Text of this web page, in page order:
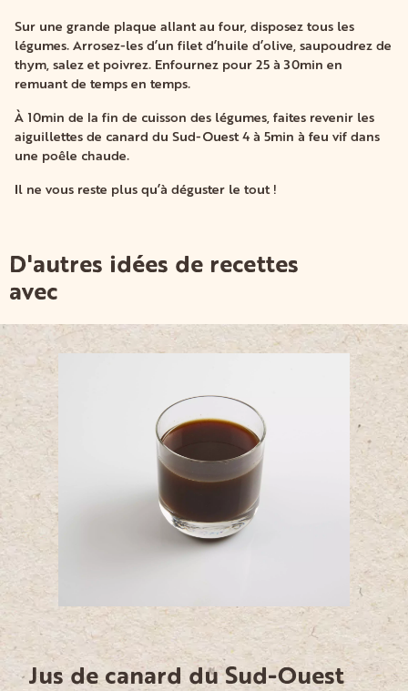
Sur une grande plaque allant au four, disposez tous les
légumes. Arrosez-les d’un filet d’huile d’olive, saupoudrez de
thym, salez et poivrez. Enfournez pour 25 à 30min en
remuant de temps en temps.
À 10min de la fin de cuisson des légumes, faites revenir les
aiguillettes de canard du Sud-Ouest 4 à 5min à feu vif dans
une poêle chaude.
Il ne vous reste plus qu’à déguster le tout !
D'autres idées de recettes
avec
Jus de canard du Sud-Ouest